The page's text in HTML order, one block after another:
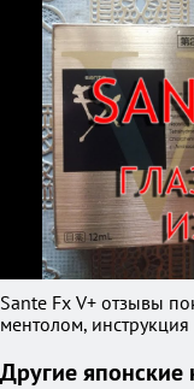
Sante Fx V+ отзывы
ментолом, инструкция
Другие